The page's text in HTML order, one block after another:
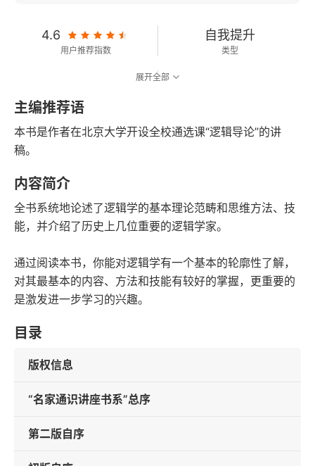
4.6
用户推荐指数
自我提升
类型
312千字
字数
2016-08-03
发行日期
展开全部
主编推荐语
本书是作者在北京大学开设全校通选课“逻辑导论”的讲
稿。
内容简介
全书系统地论述了逻辑学的基本理论范畴和思维方法、技
能，并介绍了历史上几位重要的逻辑学家。
通过阅读本书，你能对逻辑学有一个基本的轮廓性了解，
对其最基本的内容、方法和技能有较好的掌握，更重要的
是激发进一步学习的兴趣。
目录
版权信息
“名家通识讲座书系”总序
第二版自序